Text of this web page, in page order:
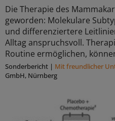
Die Therapie des
geworden: Molekulare
und differenziertere
Alltag anspruchsvoll.
Routine ermöglichen,
Sonderbericht | Mit freundlicher
GmbH, Nürnberg